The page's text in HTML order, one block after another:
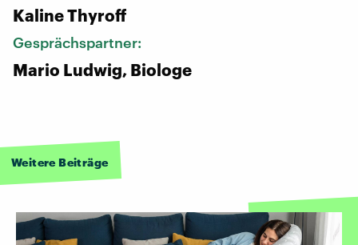
Kaline Thyroff
Gesprächspartner:
Mario Ludwig, Biologe
Weitere Beiträge